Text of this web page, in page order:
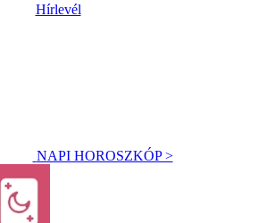
Hírlevél
NAPI HOROSZKÓP >